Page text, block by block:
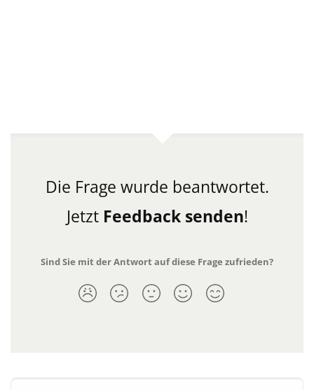
Die Frage wurde beantwortet.
Jetzt Feedback senden!
Sind Sie mit der Antwort auf diese Frage zufrieden?